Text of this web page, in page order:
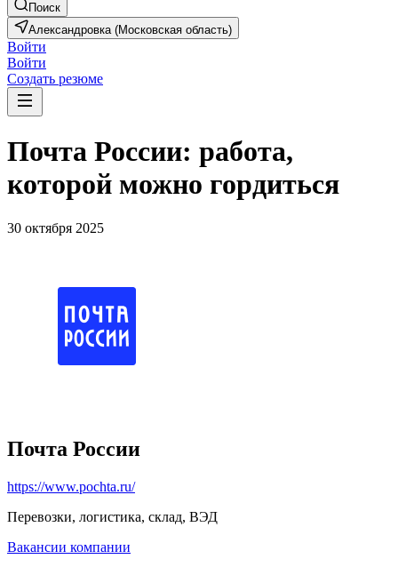
Поиск
Александровка (Московская область)
Войти
Войти
Создать резюме
Почта России: работа,
которой можно гордиться
30 октября 2025
Почта России
https://www.pochta.ru/
Перевозки, логистика, склад, ВЭД
Вакансии компании